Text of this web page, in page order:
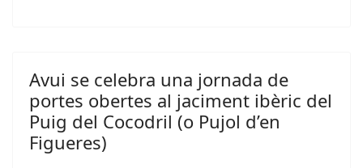
Avui se celebra una jornada de
portes obertes al jaciment ibèric del
Puig del Cocodril (o Pujol d’en
Figueres)